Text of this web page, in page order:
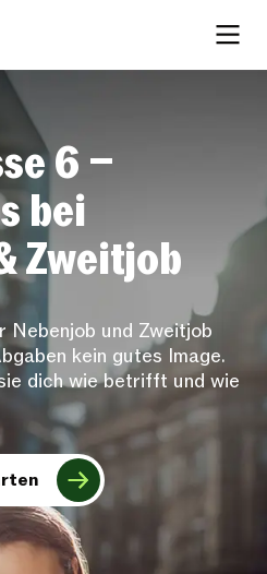
6 –
bei
Zweitjob
und Zweitjob
kein gutes Image.
dich wie betrifft und wie